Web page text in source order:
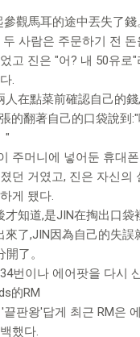
觀馬耳的途中丟失了錢
사람은 주문하기 전 돈
고 진은 "어? 내 50유로"
.
人在點菜前確認自己的
的翻著自己的口袋說到
"
주머니에 넣어둔 휴대
던 거였고, 진은 자신의
게 됐다.
才知道,是JIN在掏出口袋
來了,JIN因為自己的失誤
了。
번이나 에어팟을 다시
的RM
판왕'답게 최근 RM은
했다.